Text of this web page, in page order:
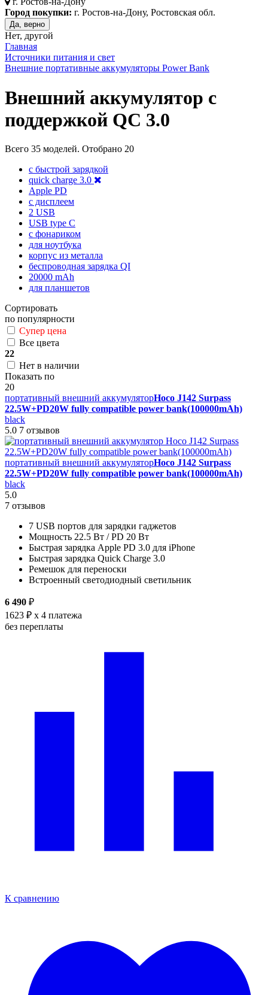
Город покупки: г. Ростов-на-Дону, Ростовская обл.
Да, верно
Нет, другой
Главная
Источники питания и свет
Внешние портативные аккумуляторы Power Bank
Внешний аккумулятор с
поддержкой QC 3.0
Всего 35 моделей. Отобрано 20
с быстрой зарядкой
quick charge 3.0
Apple PD
с дисплеем
2 USB
USB type C
с фонариком
для ноутбука
корпус из металла
беспроводная зарядка QI
20000 mAh
для планшетов
Сортировать
по популярности
Супер цена
Все цвета
22
Нет в наличии
Показать по
20
портативный внешний аккумуляторHoco J142 Surpass
22.5W+PD20W fully compatible power bank(100000mAh)
black
5.0 7 отзывов
портативный внешний аккумуляторHoco J142 Surpass
22.5W+PD20W fully compatible power bank(100000mAh)
black
5.0
7 отзывов
7 USB портов для зарядки гаджетов
Мощность 22.5 Вт / PD 20 Вт
Быстрая зарядка Apple PD 3.0 для iPhone
Быстрая зарядка Quick Charge 3.0
Ремешок для переноски
Встроенный светодиодный светильник
6 490 ₽
1623 ₽ x 4 платежа
без переплаты
К сравнению